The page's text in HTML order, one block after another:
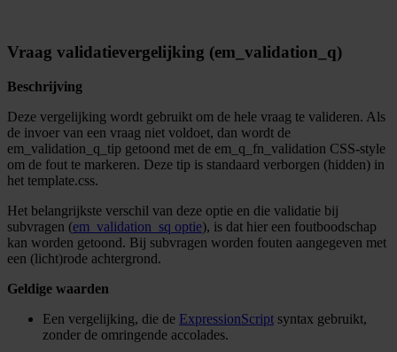
Vraag validatievergelijking (em_validation_q)
Beschrijving
Deze vergelijking wordt gebruikt om de hele vraag te valideren. Als
de invoer van een vraag niet voldoet, dan wordt de
em_validation_q_tip getoond met de em_q_fn_validation CSS-style
om de fout te markeren. Deze tip is standaard verborgen (hidden) in
het template.css.
Het belangrijkste verschil van deze optie en die validatie bij
subvragen (em_validation_sq optie), is dat hier een foutboodschap
kan worden getoond. Bij subvragen worden fouten aangegeven met
een (licht)rode achtergrond.
Geldige waarden
Een vergelijking, die de ExpressionScript syntax gebruikt,
zonder de omringende accolades.